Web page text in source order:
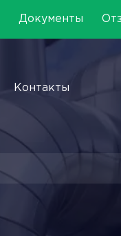
Документы
Контакты